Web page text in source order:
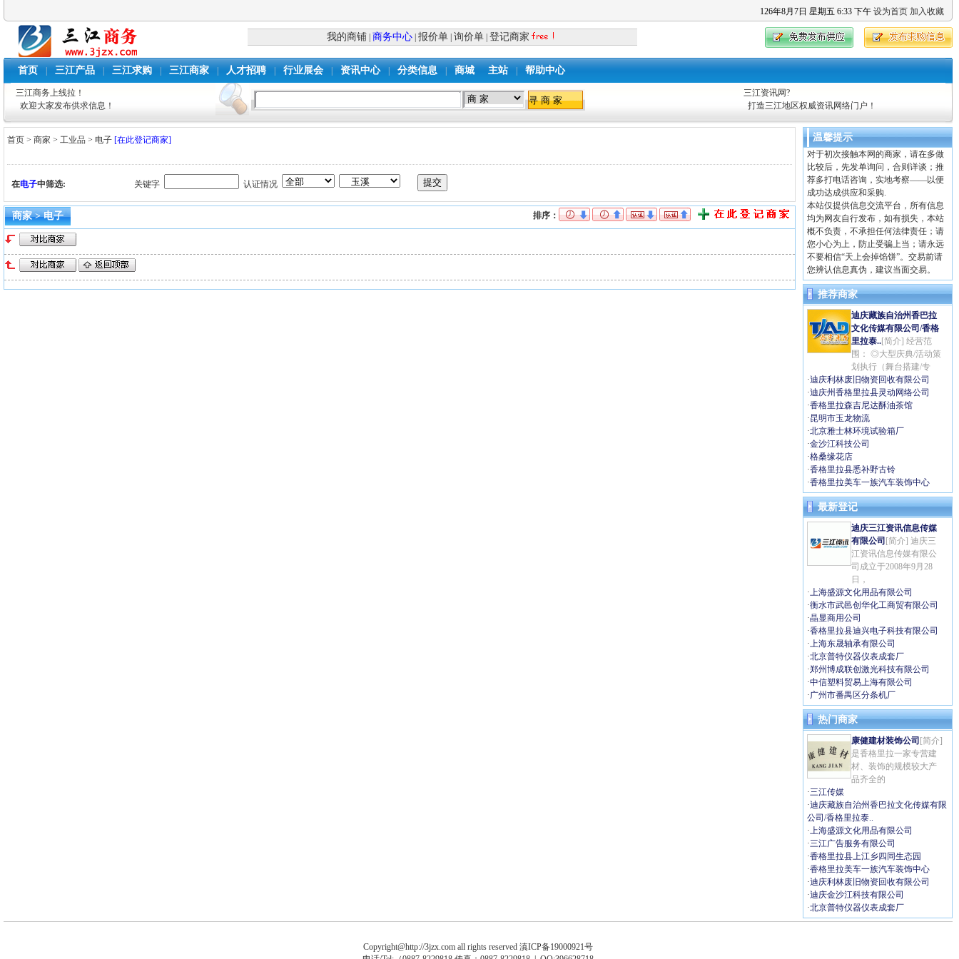
126年8月 7日 星期五 6:33 下午 设为首页 加入收藏
我的商铺 商务中心 报价单 询价单 登记商家
首页 三江产品 三江求购 三江商家 人才招聘 行业展会 资讯中心 分类信息 商城 主站 帮助中心
三江商务上线拉！
欢迎大家发布供求信息！
三江资讯网?
打造三江地区权威资讯网络门户！
首页 >商家 >工业品> 电子 [在此登记商家]
在电子中筛选: 关键字 认证情况
商家 > 电子 排序：
温馨提示
对于初次接触本网的商家，请在多做
比较后，先发单询问，合则详谈；推
荐多打电话咨询，实地考察——以便
成功达成供应和采购.
本站仅提供信息交流平台，所有信息
均为网友自行发布，如有损失，本站
概不负责，不承担任何法律责任；请
您小心为上，防止受骗上当；请永远
不要相信“天上会掉馅饼”。交易前请
您辨认信息真伪，建议当面交易。
推荐商家
迪庆藏族自治州香巴拉
文化传媒有限公司/香格
里拉泰..[简介] 经营范
围： ◎大型庆典/活动策
划执行（舞台搭建/专
·迪庆利林废旧物资回收有限公司
·迪庆州香格里拉县灵动网络公司
·香格里拉森吉尼达酥油茶馆
·昆明市玉龙物流
·北京雅士林环境试验箱厂
·金沙江科技公司
·格桑缘花店
·香格里拉县悉补野古铃
·香格里拉美车一族汽车装饰中心
最新登记
迪庆三江资讯信息传媒
有限公司 [简介] 迪庆三
江资讯信息传媒有限公
司成立于2008年9月28
日，
·上海盛源文化用品有限公司
·衡水市武邑创华化工商贸有限公司
·晶显商用公司
·香格里拉县迪兴电子科技有限公司
·上海东晟轴承有限公司
·北京普特仪器仪表成套厂
·郑州博成联创激光科技有限公司
·中信塑料贸易上海有限公司
·广州市番禺区分条机厂
热门商家
康健建材装饰公司 [简介]
是香格里拉一家专营建
材、装饰的规模较大产
品齐全的
·三江传媒
·迪庆藏族自治州香巴拉文化传媒有限
公司/香格里拉泰..
·上海盛源文化用品有限公司
·三江广告服务有限公司
·香格里拉县上江乡四同生态园
·香格里拉美车一族汽车装饰中心
·迪庆利林废旧物资回收有限公司
·迪庆金沙江科技有限公司
·北京普特仪器仪表成套厂
Copyright@http://3jzx.com all rights reserved滇ICP备19000921号